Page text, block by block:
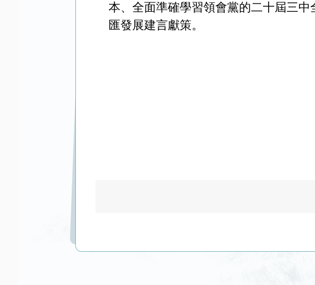
本、全面準確學習領會黨的二十屆三
匯發展建言獻策。